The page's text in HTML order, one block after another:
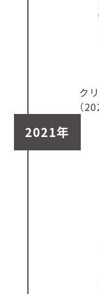
ク
（
2021年